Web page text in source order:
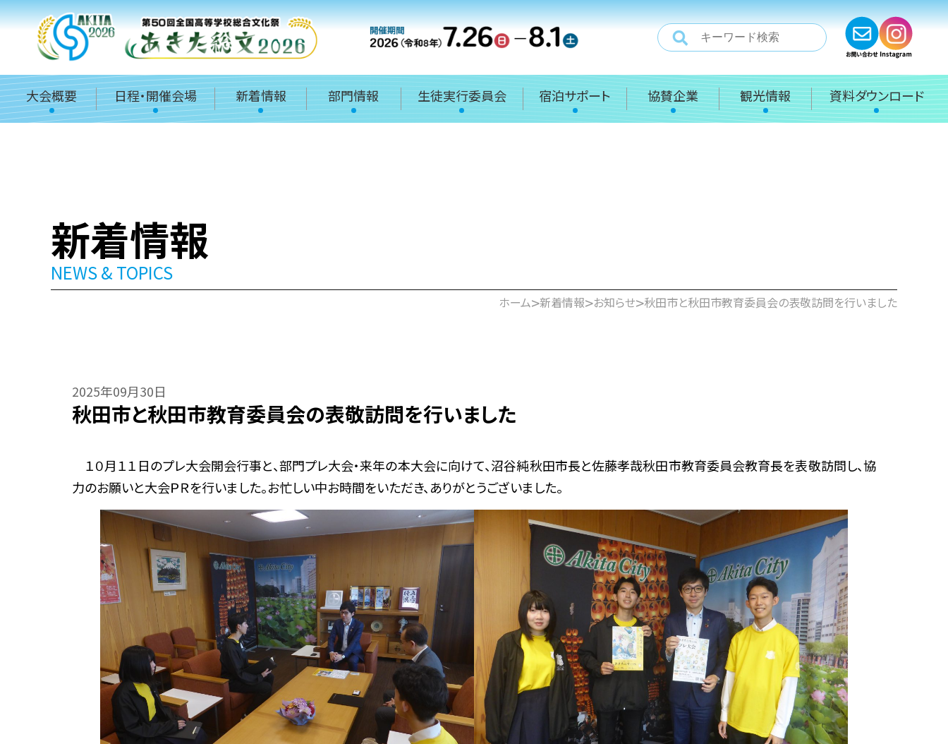
大会概要 日程・開催会場 新着情報 部門情報 生徒実行委員会 宿泊サポート 協賛企業 観光情報 資料ダウンロード
ホーム>新着情報>お知らせ>秋田市と秋田市教育委員会の表敬訪問を行いました
新着情報
NEWS & TOPICS
2025年09月30日
秋田市と秋田市教育委員会の表敬訪問を行いました
１０月１１日のプレ大会開会行事と、部門プレ大会・来年の本大会に向けて、沼谷純秋田市長と佐藤孝哉秋田市教育委員会教育長を表敬訪問し、協
力のお願いと大会ＰＲを行いました。お忙しい中お時間をいただき、ありがとうございました。